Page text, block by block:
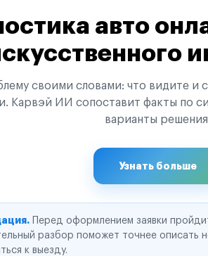
авто
своими словами: что видите и
Карвэй ИИ сопоставит факты по
варианты
Узнать больше
Перед оформлением заявки
разбор поможет точнее описать
к выезду.